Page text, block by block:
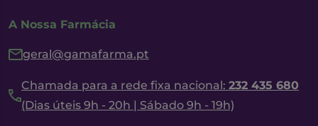
A Nossa Farmácia
geral@gamafarma.pt
Chamada para a rede fixa nacional: 232 435 680
(Dias úteis 9h - 20h | Sábado 9h - 19h)